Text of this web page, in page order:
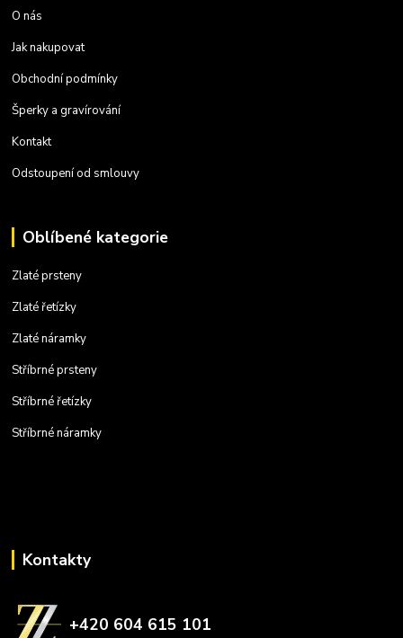
O nás
Jak nakupovat
Obchodní podmínky
Šperky a gravírování
Kontakt
Odstoupení od smlouvy
Oblíbené kategorie
Zlaté prsteny
Zlaté řetízky
Zlaté náramky
Stříbrné prsteny
Stříbrné řetízky
Stříbrné náramky
Kontakty
+420 604 615 101